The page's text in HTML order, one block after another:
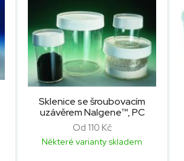
Sklenice se šroubovacím
uzávěrem Nalgene™, PC
Od 110 Kč
Některé varianty skladem